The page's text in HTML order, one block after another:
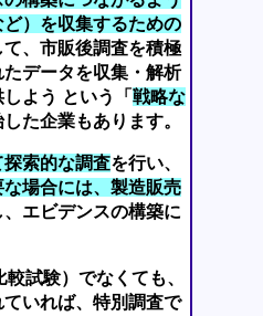
）を収集するための
て、市販後調査を積極
データを収集・解析
よう という「 戦略な
した企業もあります。
索的な調査を行い、
場合には、製造販売
エビデンスの構築に
試験）でなくても、
いれば、特別調査で